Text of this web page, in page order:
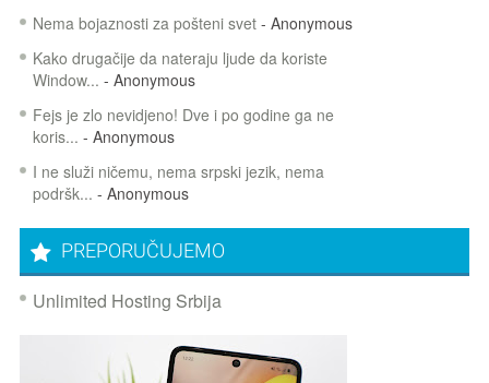
Nema bojaznosti za pošteni svet- Anonymous
Kako drugačije da nateraju ljude da koriste
Window... - Anonymous
Fejs je zlo nevidjeno! Dve i po godine ga ne
koris... - Anonymous
I ne služi ničemu, nema srpski jezik, nema
podršk... - Anonymous
PREPORUČUJEMO
Unlimited Hosting Srbija